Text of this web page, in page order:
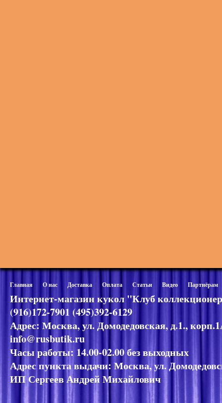
Главная О нас Доставка Оплата Статьи Видео Партнёрам
Интернет-магазин кукол "Клуб
(916)172-7901 (495)392-6129
Адрес: Москва, ул. Домодедовская, д.1.,
info@rusbutik.ru
Часы работы: 14.00-02.00 без выходных
Адрес пункта выдачи: Москва, ул.
ИП Сергеев Андрей Михайлович